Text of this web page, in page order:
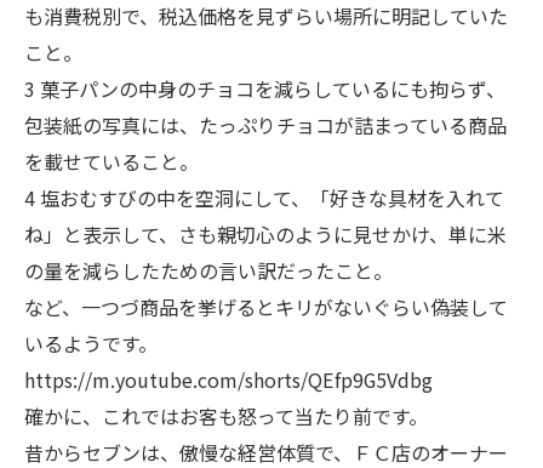
も消費税別で、税込価格を見ずらい場所に明記していた
こと。
3 菓子パンの中身のチョコを減らしているにも拘らず、
包装紙の写真には、たっぷりチョコが詰まっている商品
を載せていること。
4 塩おむすびの中を空洞にして、「好きな具材を入れて
ね」と表示して、さも親切心のように見せかけ、単に米
の量を減らしたための言い訳だったこと。
など、一つづ商品を挙げるとキリがないぐらい偽装して
いるようです。
https://m.youtube.com/shorts/QEfp9G5Vdbg
確かに、これではお客も怒って当たり前です。
昔からセブンは、傲慢な経営体質で、ＦＣ店のオーナー